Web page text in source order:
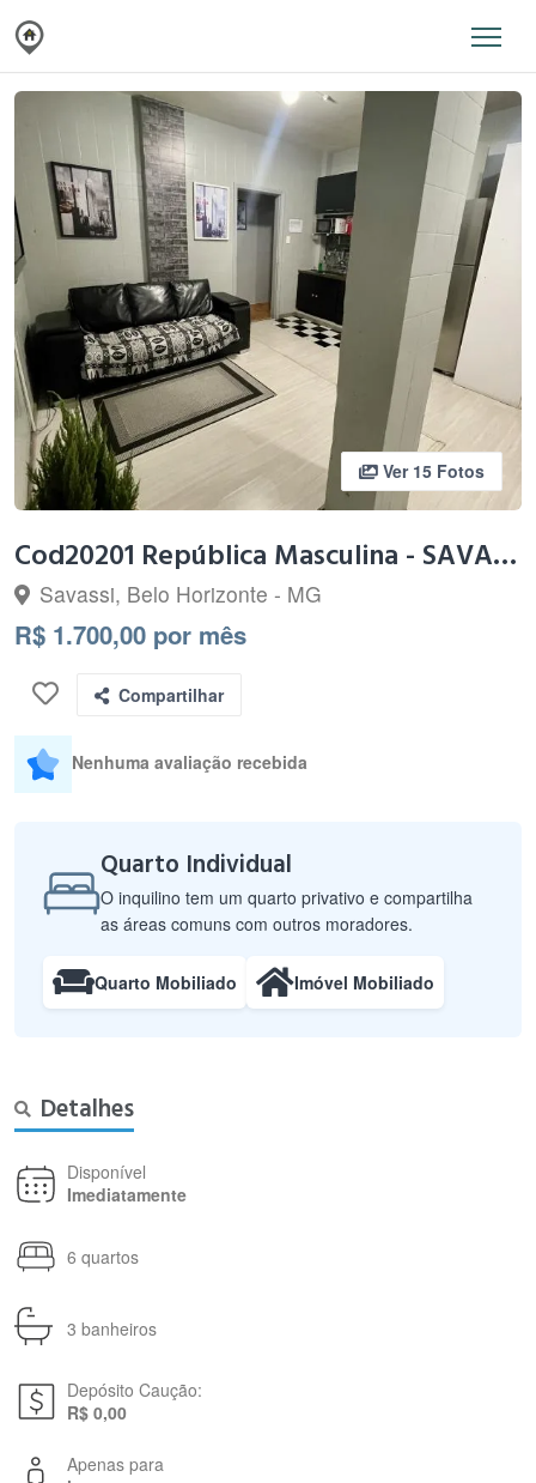
Ver 15 Fotos
Cod20201 República Masculina - SAVASSI - Praça da liberdade
Savassi, Belo Horizonte - MG
R$ 1.700,00 por mês
Compartilhar
Nenhuma avaliação recebida
Quarto Individual
O inquilino tem um quarto privativo e compartilha
as áreas comuns com outros moradores.
Quarto Mobiliado Imóvel Mobiliado
Detalhes
Disponível
Imediatamente
6 quartos
3 banheiros
Depósito Caução:
R$ 0,00
Apenas para